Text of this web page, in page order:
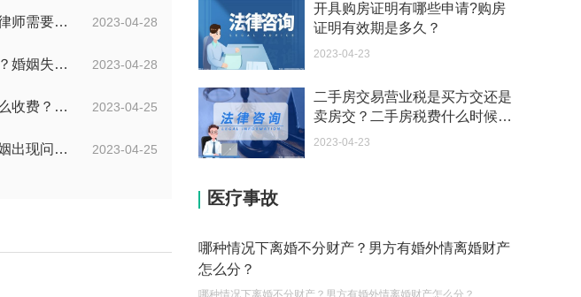
2023-04-28
我想要孩子的抚养权要请律师需要多少钱？婚姻法离婚孩子抚养权归谁
2023-04-28
长沙有厉害的离婚律师吗？婚姻失败怎么办？
2023-04-25
房屋买卖合同纠纷律师怎么收费？房屋买卖合同网签的效力
2023-04-25
离婚复婚算不算二婚？婚姻出现问题如何挽救？
你好 我想知道14岁抢摩托车会被判多久？
2023-04-27
汽车解押 4S商店问我收取200元解压费是否合理？
2023-04-27
请问调取不当得利被告人个人信息 需要多少钱？
2023-04-27
合同诈骗是否有效？
非法吸收公共存款公安立案 受害人该怎么办 一般这
类案件的赔偿率是多少
开具购房证明有哪些申请?购房
证明有效期是多久？
2023-04-23
二手房交易营业税是买方交还是
卖房交？二手房税费什么时候
交？
2023-04-23
医疗事故
哪种情况下离婚不分财产？男方有婚外情离婚财产
怎么分？
哪种情况下离婚不分财产？男方有婚外情离婚财产怎么分？